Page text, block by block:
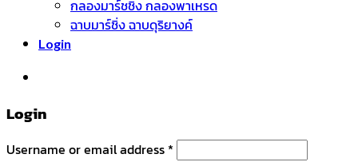
กลองมาร์ชชิ่ง กลองพาเหรด
ฉาบมาร์ชิ่ง ฉาบดุริยางค์
Login
Login
Username or email address *